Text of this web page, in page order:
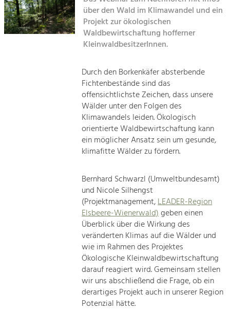
Suche
Landscape.
Tourism
Offer Development and Positioning
Art & Culture
Crafts, Science and Research.
Social Affairs, Education
Equality, Youth and Integration.
Mobility & Energy
Climate Change, Public Transport and
Renewable Energy.
Increase in Regional Value Added.
über den Wald im Klimawandel und ein
Projekt zur ökologischen
Waldbewirtschaftung hofferner
KleinwaldbesitzerInnen.
Durch den Borkenkäfer absterbende
Fichtenbestände sind das
offensichtlichste Zeichen, dass unsere
Wälder unter den Folgen des
Klimawandels leiden. Ökologisch
orientierte Waldbewirtschaftung kann
ein möglicher Ansatz sein um gesunde,
klimafitte Wälder zu fördern.
Bernhard Schwarzl (Umweltbundesamt)
und Nicole Silhengst
(Projektmanagement,LEADER-Region
Elsbeere-Wienerwald)geben einen
Überblick über die Wirkung des
veränderten Klimas auf die Wälder und
wie im Rahmen des Projektes
Ökologische Kleinwaldbewirtschaftung
darauf reagiert wird. Gemeinsam stellen
wir uns abschließend die Frage, ob ein
derartiges Projekt auch in unserer Region
Potenzial hätte.